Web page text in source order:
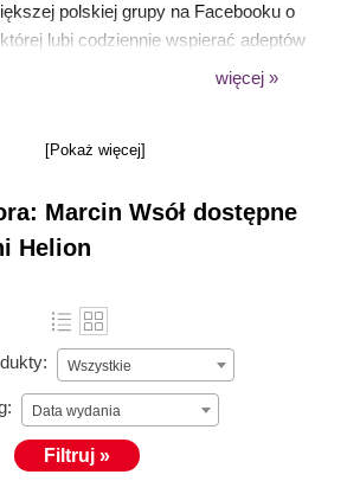
polskiej grupy na Facebooku o
lubi codziennie wspierać adeptów
W wolnych chwilach
więcej »
[Pokaż więcej]
Marcin Wsół dostępne
Helion
Wszystkie
Data wydania
Filtruj »